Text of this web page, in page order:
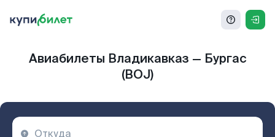
Авиабилеты Владикавказ — Бургас
(BOJ)